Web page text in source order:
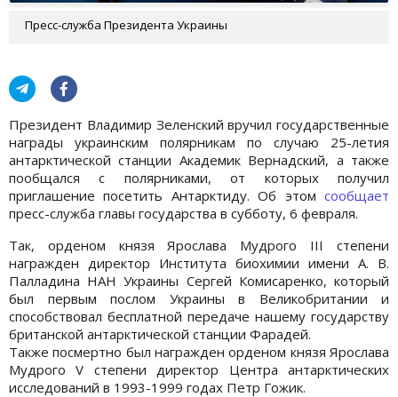
Пресс-служба Президента Украины
Президент Владимир Зеленский вручил государственные
награды украинским полярникам по случаю 25-летия
антарктической станции Академик Вернадский, а также
пообщался с полярниками, от которых получил
приглашение посетить Антарктиду. Об этом сообщает
пресс-служба главы государства в субботу, 6 февраля.
Так, орденом князя Ярослава Мудрого III степени
награжден директор Института биохимии имени А. В.
Палладина НАН Украины Сергей Комисаренко, который
был первым послом Украины в Великобритании и
способствовал бесплатной передаче нашему государству
британской антарктической станции Фарадей.
Также посмертно был награжден орденом князя Ярослава
Мудрого V степени директор Центра антарктических
исследований в 1993-1999 годах Петр Гожик.